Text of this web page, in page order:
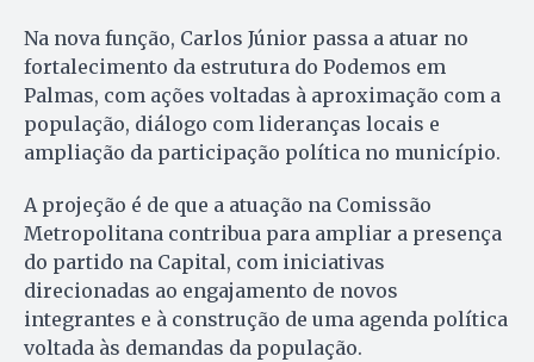
Na nova função, Carlos Júnior passa a atuar no
fortalecimento da estrutura do Podemos em
Palmas, com ações voltadas à aproximação com a
população, diálogo com lideranças locais e
ampliação da participação política no município.
A projeção é de que a atuação na Comissão
Metropolitana contribua para ampliar a presença
do partido na Capital, com iniciativas
direcionadas ao engajamento de novos
integrantes e à construção de uma agenda política
voltada às demandas da população.